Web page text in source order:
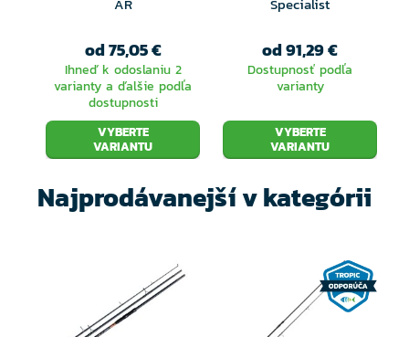
od 75,05 €
Ihneď k odoslaniu 2
varianty a ďalšie podľa
dostupnosti
VYBERTE
VARIANTU
od 91,29 €
Dostupnosť podľa
varianty
VYBERTE
VARIANTU
Najprodávanejší v kategórii